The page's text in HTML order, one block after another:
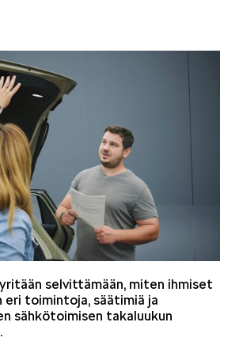
KAASUAUTOT
KUVASSA
ŠKODAMME
selvittämään, miten ihmiset
toimintoja, säätimiä ja
sähkötoimisen takaluukun